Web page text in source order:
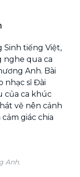
Sinh tiếng Việt,
nghe qua ca
Anh. Bài
nhạc sĩ Đài
của ca khúc
vẽ nên cảnh
giác chia
Anh.